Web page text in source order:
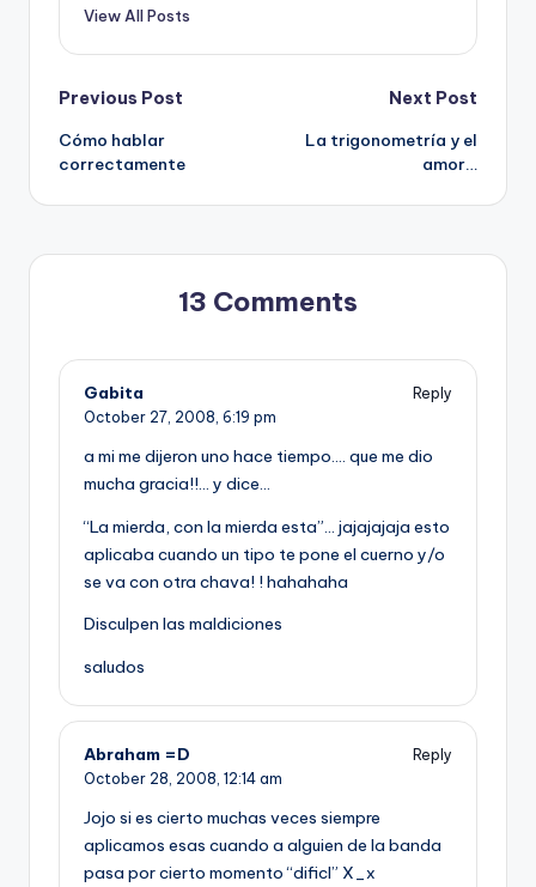
View All Posts
Post
navigation
Previous Post
Cómo hablar
correctamente
Next Post
La trigonometrí­a y el
amor…
13 Comments
Gabita
Reply
October 27, 2008, 6:19 pm
a mi me dijeron uno hace tiempo…. que me dio
mucha gracia!!… y dice…
“La mierda, con la mierda esta”… jajajajaja esto
aplicaba cuando un tipo te pone el cuerno y/o
se va con otra chava! ! hahahaha
Disculpen las maldiciones
saludos
Abraham =D
Reply
October 28, 2008, 12:14 am
Jojo si es cierto muchas veces siempre
aplicamos esas cuando a alguien de la banda
pasa por cierto momento “dificl” X_x